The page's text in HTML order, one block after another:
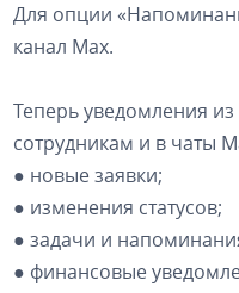
Для опции
канал Max.
Теперь уведомления
сотрудникам и в чаты
● новые заявки;
● изменения статусов;
● задачи и
● финансовые